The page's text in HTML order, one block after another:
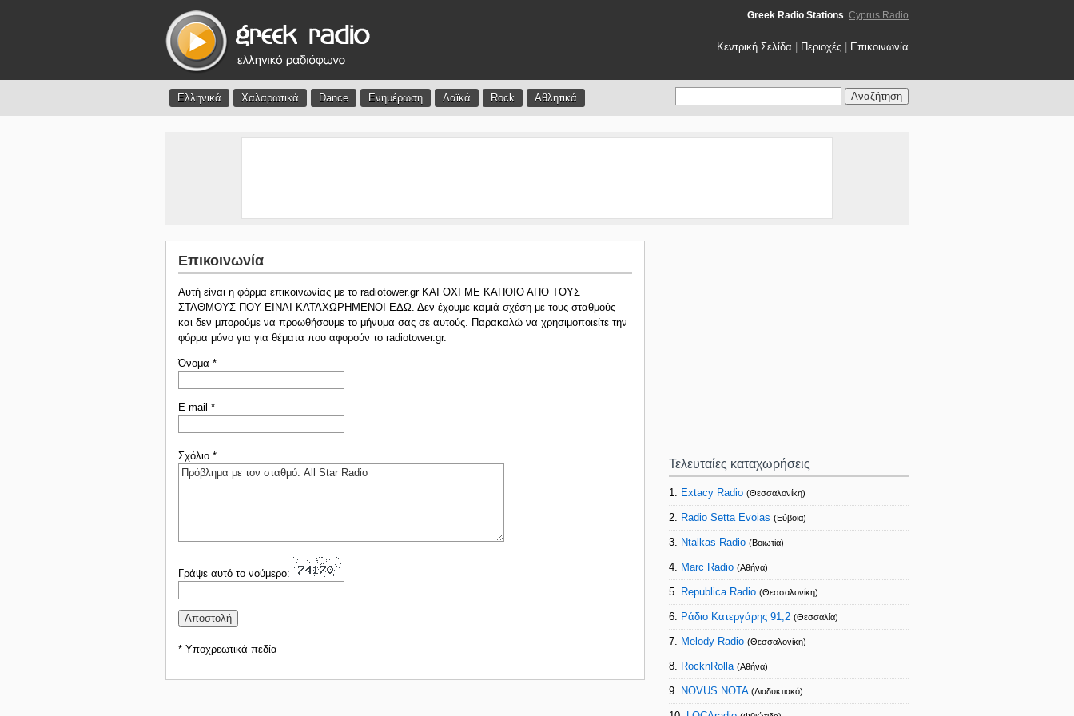
Greek Radio Stations Cyprus Radio
Κεντρική Σελίδα Περιοχές Επικοινωνία
Ελληνικά Χαλαρωτικά Dance Ενημέρωση Λαϊκά Rock Αθλητικά
Επικοινωνία
Αυτή είναι η φόρμα επικοινωνίας με το radiotower.gr ΚΑΙ ΟΧΙ ΜΕ ΚΑΠΟΙΟ ΑΠΟ ΤΟΥΣ
ΣΤΑΘΜΟΥΣ ΠΟΥ ΕΙΝΑΙ ΚΑΤΑΧΩΡΗΜΕΝΟΙ ΕΔΩ. Δεν έχουμε καμιά σχέση με τους σταθμούς
και δεν μπορούμε να προωθήσουμε το μήνυμα σας σε αυτούς. Παρακαλώ να χρησιμοποιείτε την
φόρμα μόνο για για θέματα που αφορούν το radiotower.gr.
Όνομα *
E-mail *
Σχόλιο *
Γράψε αυτό το νούμερο:
* Υποχρεωτικά πεδία
Τελευταίες καταχωρήσεις
1. Extacy Radio (Θεσσαλονίκη)
2. Radio Setta Evoias (Εύβοια)
3. Ntalkas Radio (Βοιωτία)
4. Marc Radio (Αθήνα)
5. Republica Radio (Θεσσαλονίκη)
6. Ράδιο Κατεργάρης 91,2 (Θεσσαλία)
7. Melody Radio (Θεσσαλονίκη)
8. RocknRolla (Αθήνα)
9. NOVUS NOTA (Διαδυκτιακό)